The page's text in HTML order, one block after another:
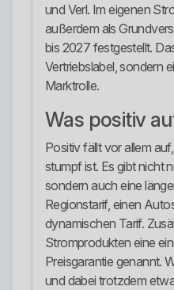
und Verl. Im eigenen
außerdem als
bis 2027 festgestellt.
Vertriebslabel, sondern
Marktrolle.
Was positiv
Positiv fällt vor allem
stumpf ist. Es gibt nicht
sondern auch eine
Regionstarif, einen
dynamischen Tarif.
Stromprodukten eine
Preisgarantie genannt.
und dabei trotzdem